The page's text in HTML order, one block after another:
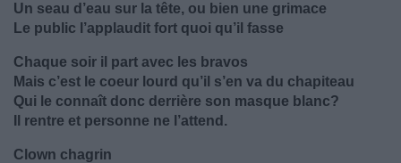
Un seau d’eau sur la tête, ou bien une grimace
Le public l’applaudit fort quoi qu’il fasse
Chaque soir il part avec les bravos
Mais c’est le coeur lourd qu’il s’en va du chapiteau
Qui le connaît donc derrière son masque blanc?
Il rentre et personne ne l’attend.
Clown chagrin